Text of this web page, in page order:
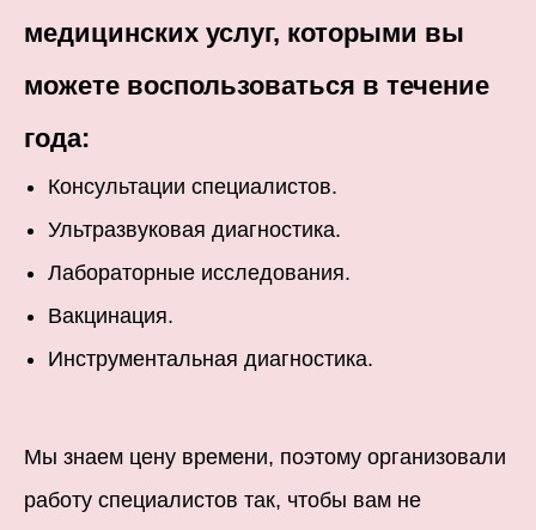
медицинских услуг, которыми вы
можете воспользоваться в течение
года:
Консультации специалистов.
Ультразвуковая диагностика.
Лабораторные исследования.
Вакцинация.
Инструментальная диагностика.
Мы знаем цену времени, поэтому организовали
работу специалистов так, чтобы вам не